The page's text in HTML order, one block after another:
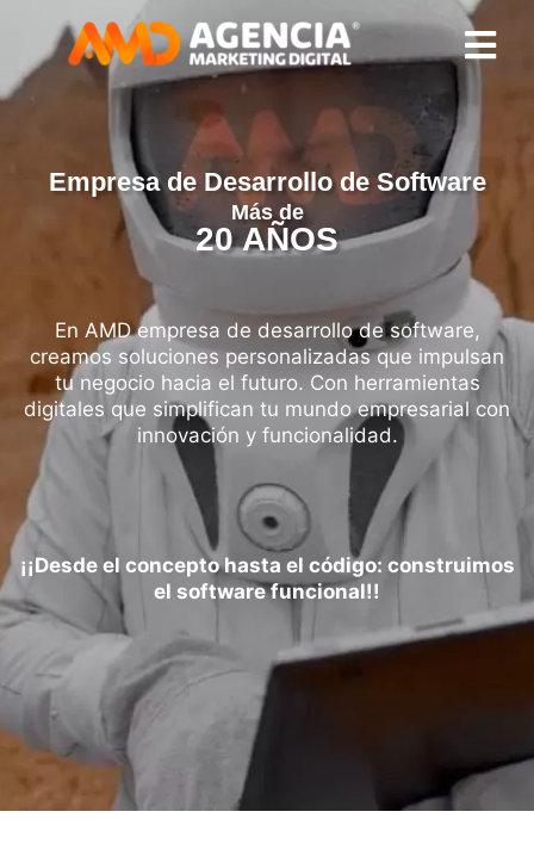
Empresa de Desarrollo de Software
Más de
20 AÑOS
En AMD empresa de desarrollo de software,
creamos soluciones personalizadas que impulsan
tu negocio hacia el futuro. Con herramientas
digitales que simplifican tu mundo empresarial con
innovación y funcionalidad.
¡¡Desde el concepto hasta el código: construimos
el software funcional!!